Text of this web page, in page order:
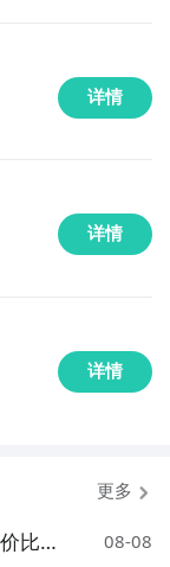
详情
详情
详情
更多
比与
08-08